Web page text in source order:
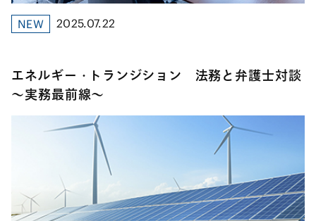
2025.07.22
エネルギー・トランジション 法務と弁護士対談
～実務最前線～